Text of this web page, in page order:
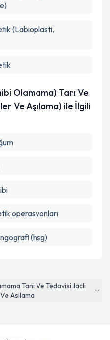
Tani Ve Tedavisi Ilacli
Asilama
(Labioplasti,
Olamama) Tanı Ve
Ve Aşılama) ile İlgili
operasyonları
(hsg)